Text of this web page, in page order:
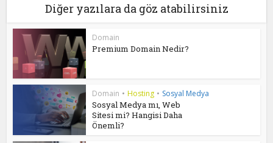
Diğer yazılara da göz atabilirsiniz
Domain
Premium Domain Nedir?
Domain • Hosting • Sosyal Medya
Sosyal Medya mı, Web
Sitesi mi? Hangisi Daha
Önemli?